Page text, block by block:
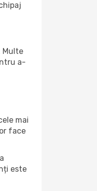
Multe
a-
mai
face
este